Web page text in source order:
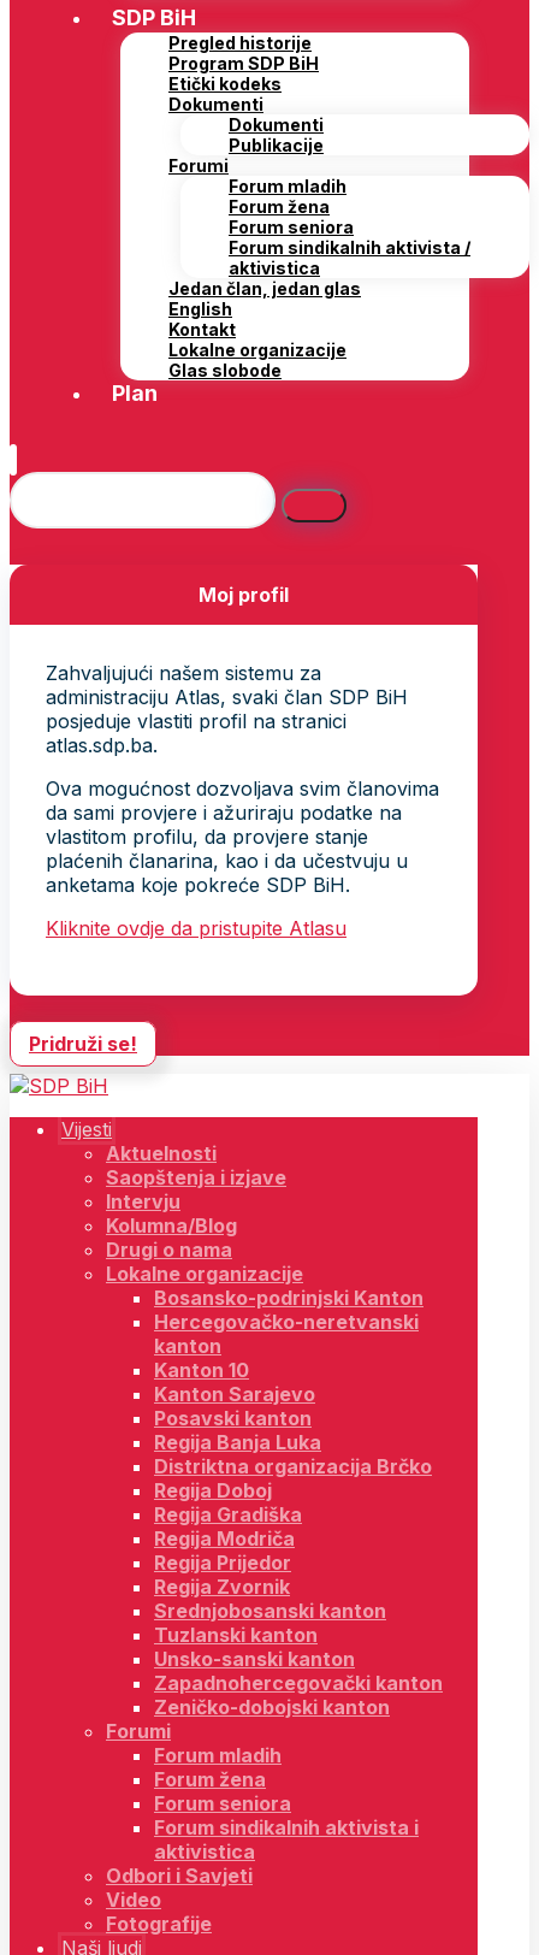
SDP BiH
Pregled historije
Program SDP BiH
Etički kodeks
Dokumenti
Dokumenti
Publikacije
Forumi
Forum mladih
Forum žena
Forum seniora
Forum sindikalnih aktivista /
aktivistica
Jedan član, jedan glas
English
Kontakt
Lokalne organizacije
Glas slobode
Plan
Moj profil
Zahvaljujući našem sistemu za
administraciju Atlas, svaki član SDP BiH
posjeduje vlastiti profil na stranici
atlas.sdp.ba.
Ova mogućnost dozvoljava svim članovima
da sami provjere i ažuriraju podatke na
vlastitom profilu, da provjere stanje
plaćenih članarina, kao i da učestvuju u
anketama koje pokreće SDP BiH.
Kliknite ovdje da pristupite Atlasu
Pridruži se!
Vijesti
Aktuelnosti
Saopštenja i izjave
Intervju
Kolumna/Blog
Drugi o nama
Lokalne organizacije
Bosansko-podrinjski Kanton
Hercegovačko-neretvanski
kanton
Kanton 10
Kanton Sarajevo
Posavski kanton
Regija Banja Luka
Distriktna organizacija Brčko
Regija Doboj
Regija Gradiška
Regija Modriča
Regija Prijedor
Regija Zvornik
Srednjobosanski kanton
Tuzlanski kanton
Unsko-sanski kanton
Zapadnohercegovački kanton
Zeničko-dobojski kanton
Forumi
Forum mladih
Forum žena
Forum seniora
Forum sindikalnih aktivista i
aktivistica
Odbori i Savjeti
Video
Fotografije
Naši ljudi